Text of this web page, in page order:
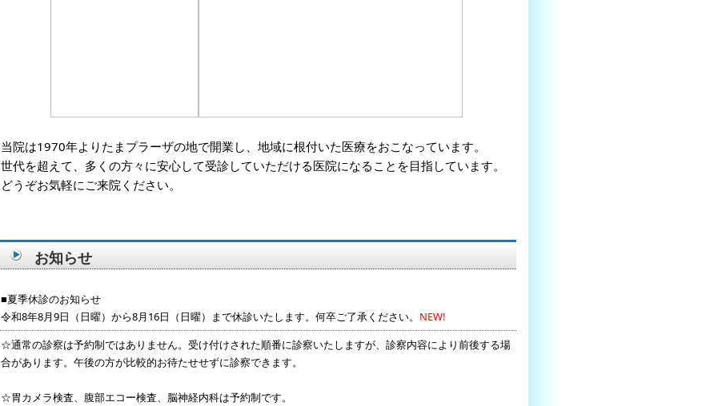
当院は1970年よりたまプラーザの地で開業し、地域に根付いた医療をおこなっています。
世代を超えて、多くの方々に安心して受診していただける医院になることを目指しています。
どうぞお気軽にご来院ください。
お知らせ
■夏季休診のお知らせ
令和8年8月9日（日曜）から8月16日（日曜）まで休診いたします。何卒ご了承ください。 NEW!
☆通常の診察は予約制ではありません。受け付けされた順番に診察いたしますが、診察内容により前後する場
合があります。午後の方が比較的お待たせせずに診察できます。
☆胃カメラ検査、腹部エコー検査、脳神経内科は予約制です。